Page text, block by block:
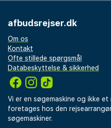
afbudsrejser.dk
Om os
Kontakt
Ofte stillede spørgsmål
Databeskyttelse & sikkerhed
Vi er en søgemaskine og ikke
foretages hos den
søgemaskiner.